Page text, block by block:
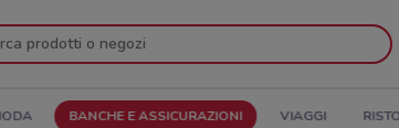
BANCHE E ASSICURAZIONI VIAGGI